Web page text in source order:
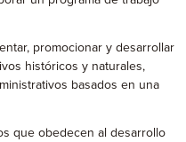
promocionar y desarrollar
históricos y naturales,
basados en una
que obedecen al desarrollo